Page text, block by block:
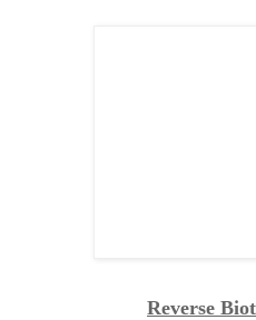
Reverse